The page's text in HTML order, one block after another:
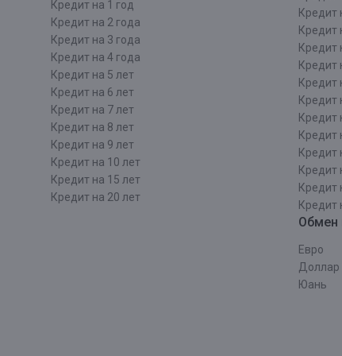
Кредит на 1 год
Кредит на 2 года
Кредит на 3 года
Кредит на 4 года
Кредит на 5 лет
Кредит на 6 лет
Кредит на 7 лет
Кредит на 8 лет
Кредит на 9 лет
Кредит на 10 лет
Кредит на 15 лет
Кредит на 20 лет
Кредит
Кредит
Кредит
Кредит
Кредит
Кредит
Кредит
Кредит
Кредит
Кредит
Кредит
Кредит
Обмен
Евро
Юань